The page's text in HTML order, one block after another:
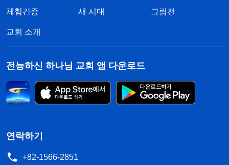
체험간증 새 시대 그림전
교회 소개
전능하신 하나님 교회 앱 다운로드
연락하기
+82-1566-2851